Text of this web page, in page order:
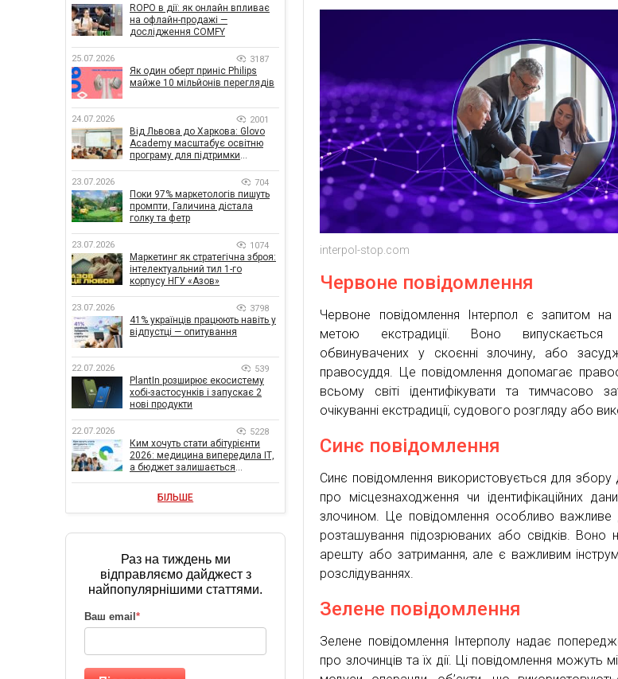
interpol-stop.com
Червоне повідомлення
Червоне повідомлення Інтерпол є запитом
метою екстрадиції. Воно випускається
обвинувачених у скоєнні злочину, або
правосуддя. Це повідомлення допомагає
всьому світі ідентифікувати та тимчасово
очікуванні екстрадиції, судового розгляду або
Синє повідомлення
Синє повідомлення використовується для збору
про місцезнаходження чи ідентифікаційних
злочином. Це повідомлення особливо важливе
розташування підозрюваних або свідків. Воно
арешту або затримання, але є важливим
розслідуваннях.
Зелене повідомлення
Зелене повідомлення Інтерполу надає
про злочинців та їх дії. Ці повідомлення можуть
ROPO в дії: як онлайн впливає
на офлайн-продажі —
дослідження COMFY
25.07.2026 3187
Як один оберт приніс Philips
майже 10 мільйонів переглядів
24.07.2026 2001
Від Львова до Харкова: Glovo
Academy масштабує освітню
програму для підтримки
23.07.2026 704
Поки 97% маркетологів пишуть
промпти, Галичина дістала
голку та фетр
23.07.2026 1074
Маркетинг як стратегічна зброя:
інтелектуальний тил 1-го
корпусу НГУ «Азов»
23.07.2026 3798
41% українців працюють навіть у
відпустці — опитування
22.07.2026 539
PlantIn розширює екосистему
хобі-застосунків і запускає 2
нові продукти
22.07.2026 5228
Ким хочуть стати абітурієнти
2026: медицина випередила ІТ,
а бюджет залишається
БІЛЬШЕ
Раз на тиждень ми
відправляємо дайджест з
найпопулярнішими статтями.
Ваш email *